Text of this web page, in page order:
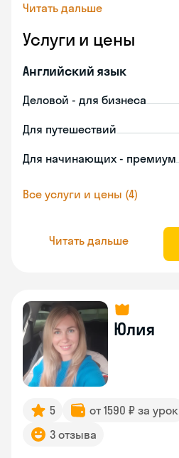
Читать дальше
Услуги и цены
Английский язык
Деловой - для бизнеса
Для путешествий
Для начинающих - премиум
Все услуги и цены (4)
Читать дальше
Юлия
5 от 1590 ₽ за урок
3 отзыва